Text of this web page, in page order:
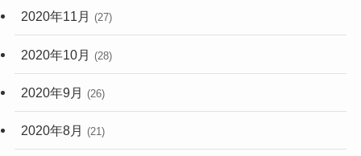
2020年11月 (27)
2020年10月 (28)
2020年9月 (26)
2020年8月 (21)